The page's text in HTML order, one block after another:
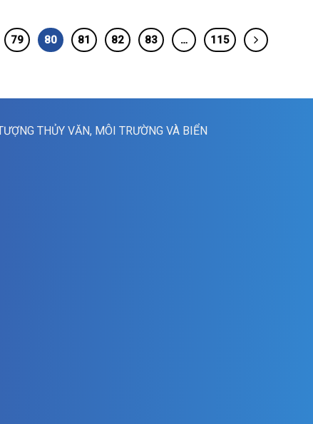
79 80 81 82 83 … 115
THỦY VĂN, MÔI TRƯỜNG VÀ BIỂN